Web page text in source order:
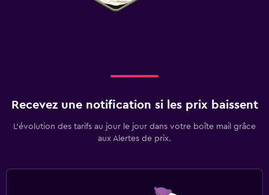
Recevez une notification si les prix baissent
L’évolution des tarifs au jour le jour dans votre boîte mail grâce
aux Alertes de prix.